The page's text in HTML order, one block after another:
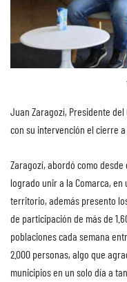
Juan Zaragozí, Presidente del
con su intervención el cierre a
Zaragozí, abordó como
logrado unir a la Comarca,
territorio, además presento
de participación de más de
poblaciones cada semana
2.000 personas, algo que
municipios en un solo día a